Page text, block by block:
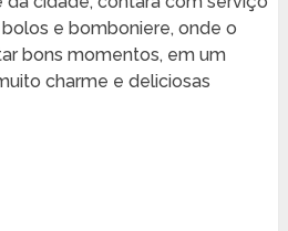
e bomboniere, onde o
bons momentos, em um
charme e deliciosas